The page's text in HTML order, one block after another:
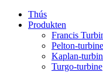
Thús
Produkten
Francis
Pelton-turbine
Kaplan-
Turgo-turbine